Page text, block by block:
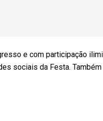
e com participação
sociais da Festa.